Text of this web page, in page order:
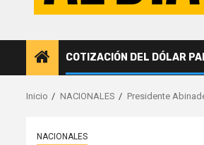
COTIZACIÓN DEL DÓLAR
Inicio NACIONALES Presidente
NACIONALES